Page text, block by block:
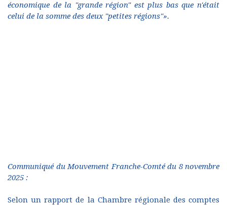
économique de la "grande région" est plus bas que n'était
celui de la somme des deux "petites régions"».
Communiqué du Mouvement Franche-Comté du 8 novembre
2025 :
Selon un rapport de la Chambre régionale des comptes